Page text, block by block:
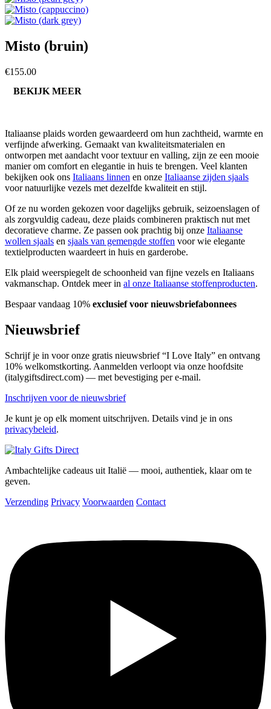
Misto (bruin)
€155.00
BEKIJK MEER
Italiaanse plaids worden gewaardeerd om hun zachtheid, warmte en
verfijnde afwerking. Gemaakt van kwaliteitsmaterialen en
ontworpen met aandacht voor textuur en valling, zijn ze een mooie
manier om comfort en elegantie in huis te brengen. Veel klanten
bekijken ook ons Italiaans linnen en onze Italiaanse zijden sjaals
voor natuurlijke vezels met dezelfde kwaliteit en stijl.
Of ze nu worden gekozen voor dagelijks gebruik, seizoenslagen of
als zorgvuldig cadeau, deze plaids combineren praktisch nut met
decoratieve charme. Ze passen ook prachtig bij onze Italiaanse
wollen sjaals en sjaals van gemengde stoffen voor wie elegante
textielproducten waardeert in huis en garderobe.
Elk plaid weerspiegelt de schoonheid van fijne vezels en Italiaans
vakmanschap. Ontdek meer in al onze Italiaanse stoffenproducten.
Bespaar vandaag 10% exclusief voor nieuwsbriefabonnees
Nieuwsbrief
Schrijf je in voor onze gratis nieuwsbrief “I Love Italy” en ontvang
10% welkomstkorting. Aanmelden verloopt via onze hoofdsite
(italygiftsdirect.com) — met bevestiging per e-mail.
Inschrijven voor de nieuwsbrief
Je kunt je op elk moment uitschrijven. Details vind je in ons
privacybeleid.
Ambachtelijke cadeaus uit Italië — mooi, authentiek, klaar om te
geven.
Verzending Privacy Voorwaarden Contact